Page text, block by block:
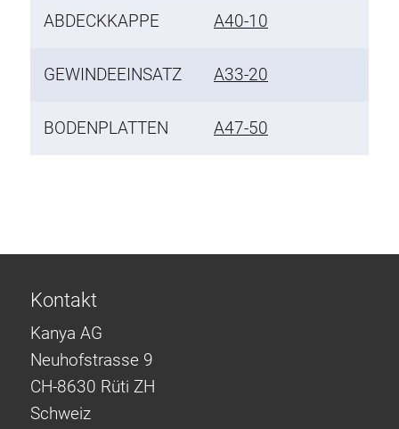
ABDECKKAPPE A40-10
GEWINDEEINSATZ A33-20
BODENPLATTEN A47-50
Kontakt
Kanya AG
Neuhofstrasse 9
CH-8630 Rüti ZH
Schweiz